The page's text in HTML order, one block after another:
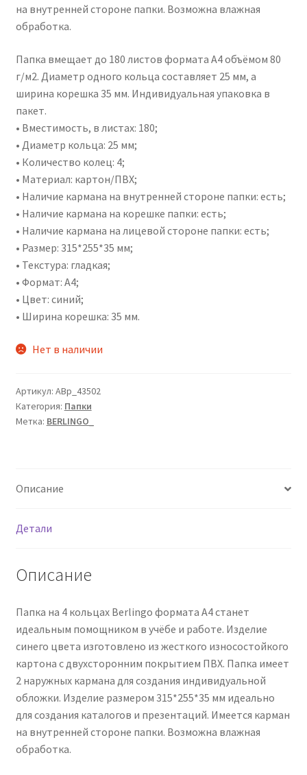
на внутренней стороне папки. Возможна влажная
обработка.
Папка вмещает до 180 листов формата А4 объёмом 80
г/м2. Диаметр одного кольца составляет 25 мм, а
ширина корешка 35 мм. Индивидуальная упаковка в
пакет.
• Вместимость, в листах: 180;
• Диаметр кольца: 25 мм;
• Количество колец: 4;
• Материал: картон/ПВХ;
• Наличие кармана на внутренней стороне папки: есть;
• Наличие кармана на корешке папки: есть;
• Наличие кармана на лицевой стороне папки: есть;
• Размер: 315*255*35 мм;
• Текстура: гладкая;
• Формат: А4;
• Цвет: синий;
• Ширина корешка: 35 мм.
Нет в наличии
Артикул: ABp_43502
Категория: Папки
Метка: BERLINGO_
Описание
Детали
Описание
Папка на 4 кольцах Berlingo формата А4 станет
идеальным помощником в учёбе и работе. Изделие
синего цвета изготовлено из жесткого износостойкого
картона с двухсторонним покрытием ПВХ. Папка имеет
2 наружных кармана для создания индивидуальной
обложки. Изделие размером 315*255*35 мм идеально
для создания каталогов и презентаций. Имеется карман
на внутренней стороне папки. Возможна влажная
обработка.